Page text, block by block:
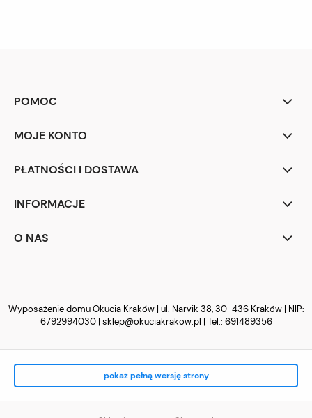
POMOC
MOJE KONTO
PŁATNOŚCI I DOSTAWA
INFORMACJE
O NAS
Wyposażenie domu Okucia Kraków | ul. Narvik 38, 30-436 Kraków | NIP:
6792994030 | sklep@okuciakrakow.pl | Tel.: 691489356
pokaż pełną wersję strony